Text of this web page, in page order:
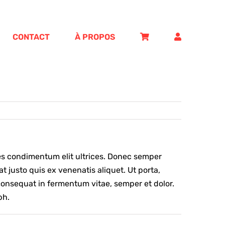
CONTACT À PROPOS
condimentum elit ultrices. Donec semper
justo quis ex venenatis aliquet. Ut porta,
in fermentum vitae, semper et dolor.